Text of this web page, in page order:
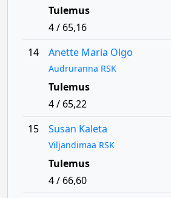
Tulemus
4 / 65,16
14
Anette Maria Olgo
Audruranna RSK
Tulemus
4 / 65,22
15
Susan Kaleta
Viljandimaa RSK
Tulemus
4 / 66,60